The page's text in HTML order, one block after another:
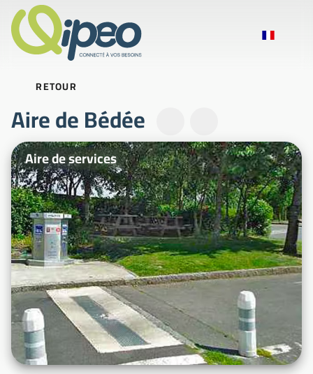
RETOUR
Aire de Bédée
Photos d'illustration
Aire de services